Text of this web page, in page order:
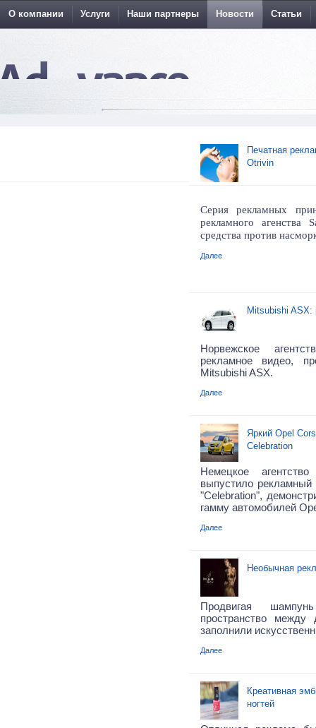
О компании Услуги Наши партнеры Новости Статьи
Печатная
Otrivin
Серия рекламных
рекламного агенства
средства против
Далее
Mitsubishi
Норвежское
рекламное видео,
Mitsubishi ASX.
Далее
Яркий Opel
Celebration
Немецкое
выпустило рекламный
"Celebration",
гамму автомобилей
Далее
Необычная
Продвигая
пространство между
заполнили
Далее
Креативная
ногтей